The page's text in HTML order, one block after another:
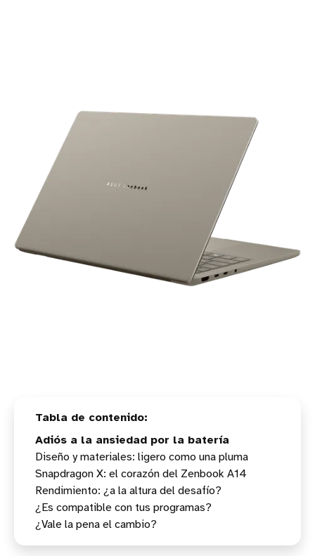
Adiós a la ansiedad por la batería
Diseño y materiales: ligero como una pluma
Snapdragon X: el corazón del Zenbook A14
Rendimiento: ¿a la altura del desafío?
¿Es compatible con tus programas?
¿Vale la pena el cambio?